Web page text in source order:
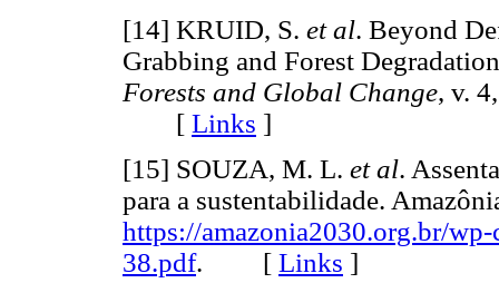
[14] KRUID, S. et al. Beyond
Grabbing and Forest
Forests and Global Change, v.
[ Links ]
[15] SOUZA, M. L. et al.
para a sustentabilidade.
https://amazonia2030.org.br/
38.pdf. [ Links ]